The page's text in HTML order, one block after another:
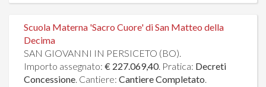
Scuola Materna 'Sacro Cuore' di San Matteo della
Decima
SAN GIOVANNI IN PERSICETO (BO).
Importo assegnato: € 227.069,40. Pratica: Decreti
Concessione. Cantiere: Cantiere Completato.